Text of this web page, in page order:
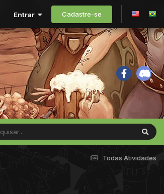
Entrar Cadastre-se
Todas Atividades